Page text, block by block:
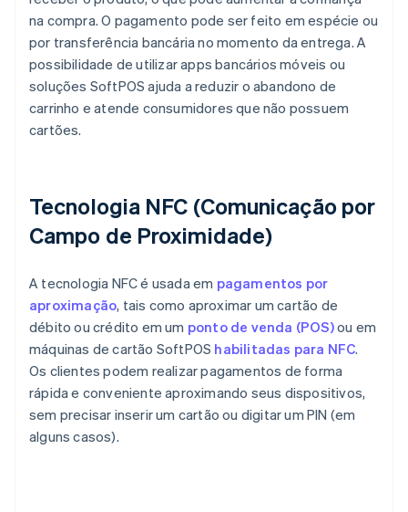
na compra. O pagamento pode ser feito em espécie ou
por transferência bancária no momento da entrega. A
possibilidade de utilizar apps bancários móveis ou
soluções SoftPOS ajuda a reduzir o abandono de
carrinho e atende consumidores que não possuem
cartões.
Tecnologia NFC (Comunicação por
Campo de Proximidade)
A tecnologia NFC é usada em pagamentos por
aproximação, tais como aproximar um cartão de
débito ou crédito em um ponto de venda (POS)ou em
máquinas de cartão SoftPOS habilitadas para NFC.
Os clientes podem realizar pagamentos de forma
rápida e conveniente aproximando seus dispositivos,
sem precisar inserir um cartão ou digitar um PIN (em
alguns casos).